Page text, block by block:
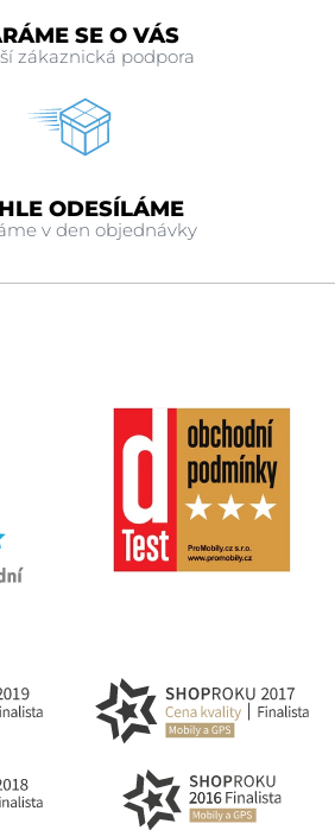
SE O VÁS
zákaznická podpora
ODESÍLÁME
v den objednávky